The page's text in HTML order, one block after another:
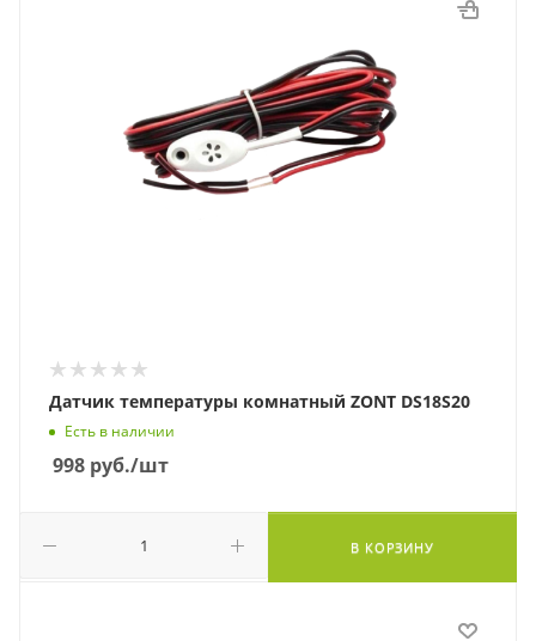
Датчик температуры комнатный ZONT DS18S20
Есть в наличии
998 руб./шт
В КОРЗИНУ